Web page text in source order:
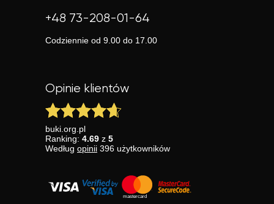
+48 73-208-01-64
Codziennie od 9.00 do 17.00
Opinie klientów
buki.org.pl
Ranking: 4.69 z 5
Według opinii 396 użytkowników